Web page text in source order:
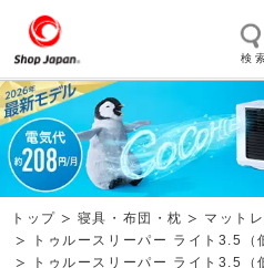
検
トゥルースリーパー ソイリ
掃除機 クッキングプロ
エアコン オ
トップ 寝具・布団・枕
マット
トゥルースリーパー ライト3.5（
トゥルースリーパー ライト3.5（